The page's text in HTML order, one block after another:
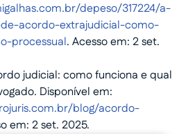
depeso/317224/a-
acordo-extrajudicial-como-
processual. Acesso em: 2 set.
judicial: como funciona e qual
Disponível em:
blog/acordo-
em: 2 set. 2025.